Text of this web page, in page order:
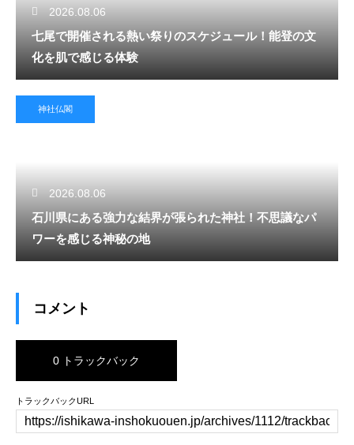
2026.08.06
七尾で開催される熱い祭りのスケジュール！能登の文
化を肌で感じる体験
神社仏閣
2026.08.06
石川県にある強力な結界が張られた神社！不思議なパ
ワーを感じる神秘の地
コメント
0 トラックバック
トラックバックURL